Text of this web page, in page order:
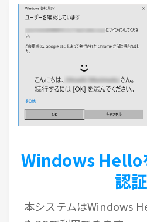
Windows Hello
認証
本システムはWindows